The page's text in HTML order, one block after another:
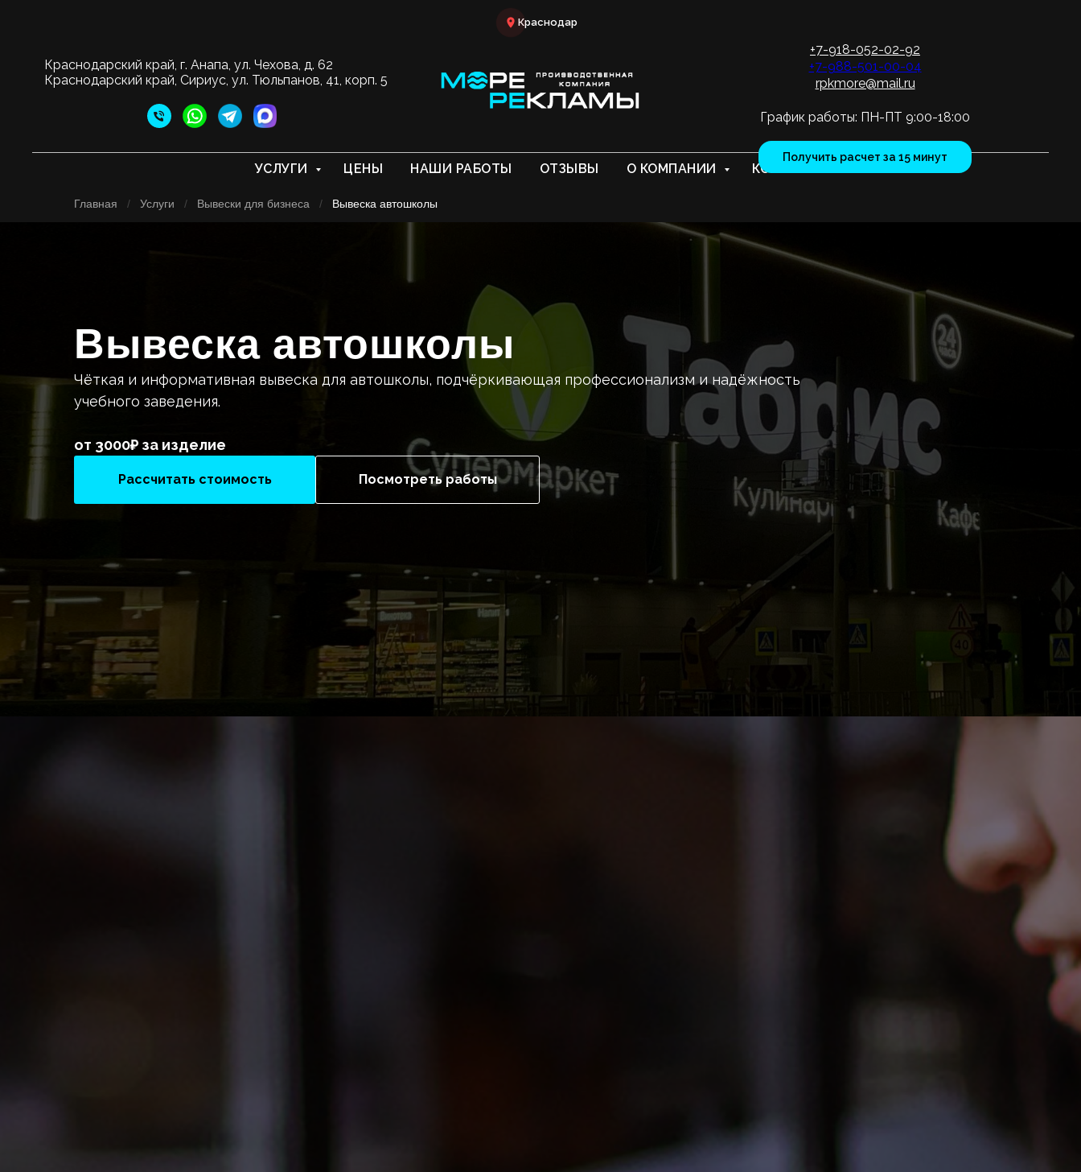
Краснодар
Краснодарский край, г. Анапа, ул. Чехова, д. 62
Краснодарский край, Сириус, ул. Тюльпанов, 41, корп. 5
+7-918-052-02-92
+7-988-501-00-04
rpkmore@mail.ru
График работы: ПН-ПТ 9:00-18:00
Получить расчет за 15 минут
УСЛУГИ ЦЕНЫ НАШИ РАБОТЫ ОТЗЫВЫ О КОМПАНИИ КОНТАКТЫ
Главная / Услуги / Вывески для бизнеса / Вывеска автошколы
Вывеска автошколы
Чёткая и информативная вывеска для автошколы, подчёркивающая профессионализм и надёжность
учебного заведения.
от 3000₽ за изделие
Рассчитать стоимость Посмотреть работы